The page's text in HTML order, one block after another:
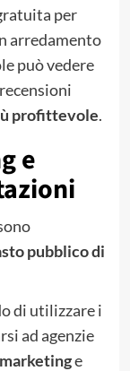
per
arredamento
può vedere
profittevole.
e
pubblico di
di utilizzare i
ad agenzie
e